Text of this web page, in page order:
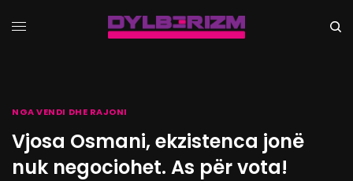
NGA VENDI DHE RAJONI
Vjosa Osmani, ekzistenca jonë
nuk negociohet. As për vota!